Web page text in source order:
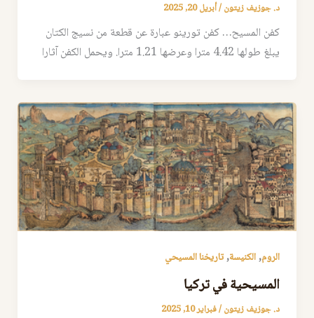
د. جوزيف زيتون/أبريل 20, 2025
كفن المسيح… كفن تورينو عبارة عن قطعة من نسيج الكتان
يبلغ طولها 4.42 مترا وعرضها 1.21 مترا. ويحمل الكفن آثارا
الروم,الكنيسة,تاريخنا المسيحي
المسيحية في تركيا
د. جوزيف زيتون/فبراير 10, 2025